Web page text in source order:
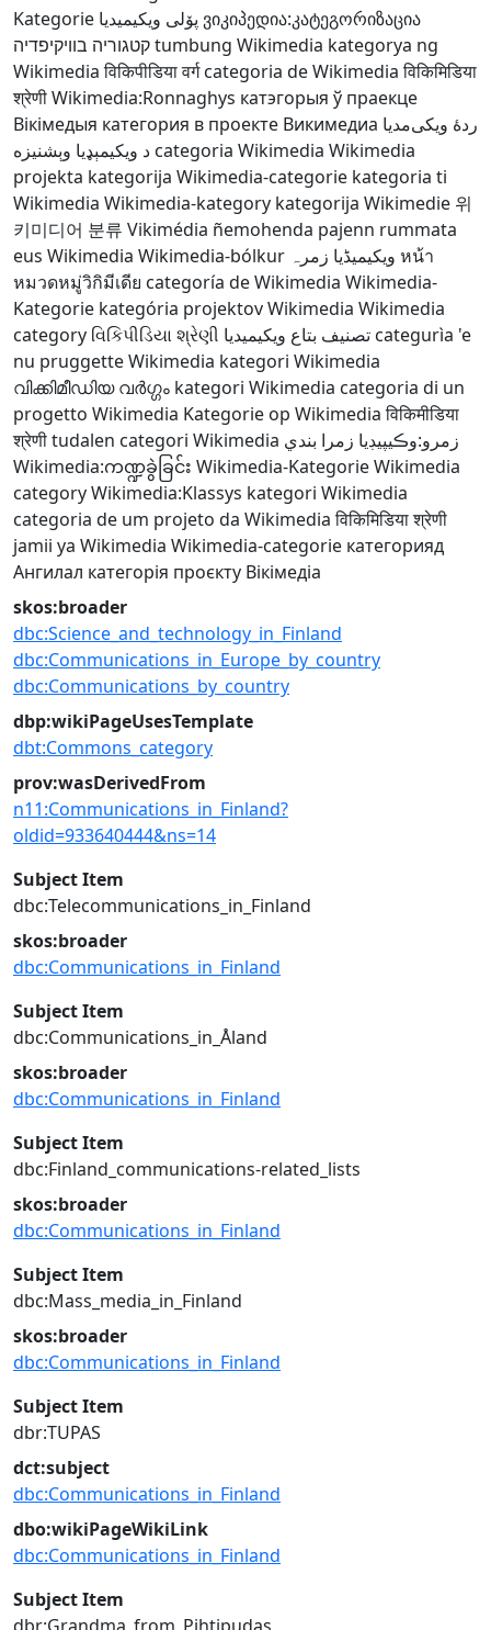
Kategorie پۆلی ویکیمیدیا ვიკიპედია:კატეგორიზაცია
קטגוריה בוויקיפדיהtumbung Wikimedia kategorya ng
Wikimedia विकिपीडिया वर्ग categoria de Wikimedia विकिमिडिया
श्रेणीWikimedia:Ronnaghys катэгорыя ў праекце
Вікімедыя категория в проекте Викимедиа ردهٔ ویکی‌مدیا
د ويکيمېډيا وېشنيزه categoria Wikimedia Wikimedia
projekta kategorija Wikimedia-categorie kategoria ti
Wikimedia Wikimedia-kategory kategorija Wikimedie 위
키미디어 분류 Vikimédia ñemohenda pajenn rummata
eus Wikimedia Wikimedia-bólkur ویکیمیڈیا زمرہ หน้า
หมวดหมู่วิกิมีเดีย categoría de Wikimedia Wikimedia-
Kategorie kategória projektov Wikimedia Wikimedia
category વિકિપીડિયા શ્રેણી تصنيف بتاع ويكيميديا categurìa 'e
nu pruggette Wikimedia kategori Wikimedia
വിക്കിമീഡിയ വർഗ്ഗം kategori Wikimedia categoria di un
progetto Wikimedia Kategorie op Wikimedia विकिमीडिया
श्रेणीtudalen categori Wikimedia زمرو:وڪيپيڊيا زمرا بندي
Wikimedia:ကဏ္ဍခွဲခြင်း Wikimedia-KategorieWikimedia
categoryWikimedia:Klassys kategori Wikimedia
categoria de um projeto da Wikimedia विकिमिडिया श्रेणी
jamii ya Wikimedia Wikimedia-categorie категорияд
Ангилал категорія проєкту Вікімедіа
skos:broader
dbc:Science_and_technology_in_Finland
dbc:Communications_in_Europe_by_country
dbc:Communications_by_country
dbp:wikiPageUsesTemplate
dbt:Commons_category
prov:wasDerivedFrom
n11:Communications_in_Finland?
oldid=933640444&ns=14
Subject Item
dbc:Telecommunications_in_Finland
skos:broader
dbc:Communications_in_Finland
Subject Item
dbc:Communications_in_Åland
skos:broader
dbc:Communications_in_Finland
Subject Item
dbc:Finland_communications-related_lists
skos:broader
dbc:Communications_in_Finland
Subject Item
dbc:Mass_media_in_Finland
skos:broader
dbc:Communications_in_Finland
Subject Item
dbr:TUPAS
dct:subject
dbc:Communications_in_Finland
dbo:wikiPageWikiLink
dbc:Communications_in_Finland
Subject Item